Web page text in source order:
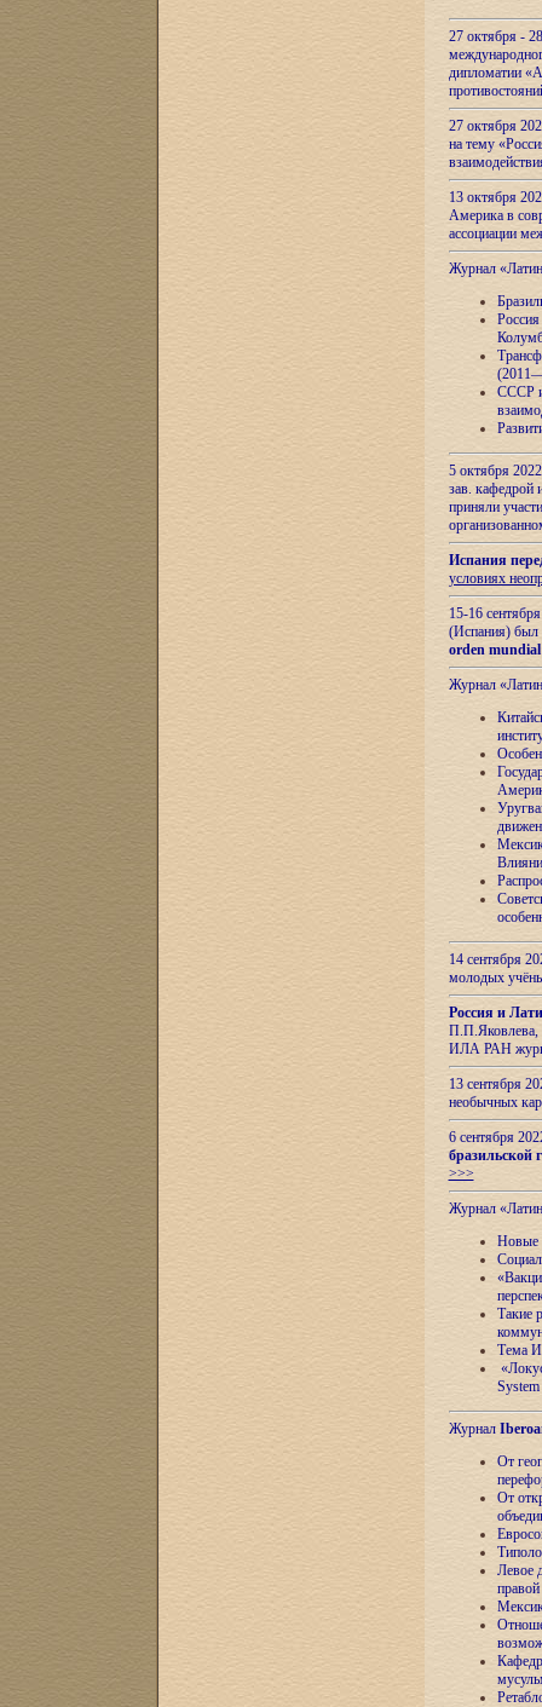
27 октября -
дипломатии
27 октября
на тему
13 октября
Америка в
ассоциации
Журнал
СССР и
5 октября
зав.
приняли
Испания
условиях
15-16
(Испания) был
orden
Журнал
14 сентября
молодых
Россия и
П.П.Яковлева,
ИЛА РАН
13 сентября
необычных
6 сентября
бразильской
>>>
Журнал
Новые
Такие
Тема
Журнал
От
От
Левое